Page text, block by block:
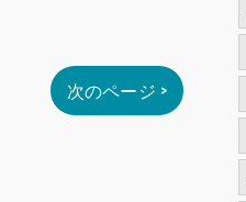
次のページ >